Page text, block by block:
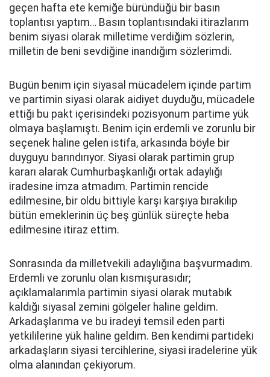
geçen hafta ete kemiğe büründüğü bir basın
toplantısı yaptım… Basın toplantısındaki itirazlarım
benim siyasi olarak milletime verdiğim sözlerin,
milletin de beni sevdiğine inandığım sözlerimdi.
Bugün benim için siyasal mücadelem içinde partim
ve partimin siyasi olarak aidiyet duyduğu, mücadele
ettiği bu pakt içerisindeki pozisyonum partime yük
olmaya başlamıştı. Benim için erdemli ve zorunlu bir
seçenek haline gelen istifa, arkasında böyle bir
duyguyu barındırıyor. Siyasi olarak partimin grup
kararı alarak Cumhurbaşkanlığı ortak adaylığı
iradesine imza atmadım. Partimin rencide
edilmesine, bir oldu bittiyle karşı karşıya bırakılıp
bütün emeklerinin üç beş günlük süreçte heba
edilmesine itiraz ettim.
Sonrasında da milletvekili adaylığına başvurmadım.
Erdemli ve zorunlu olan kısmışurasıdır;
açıklamalarımla partimin siyasi olarak mutabık
kaldığı siyasal zemini gölgeler haline geldim.
Arkadaşlarıma ve bu iradeyi temsil eden parti
yetkililerine yük haline geldim. Ben kendimi partideki
arkadaşların siyasi tercihlerine, siyasi iradelerine yük
olma alanından çekiyorum.